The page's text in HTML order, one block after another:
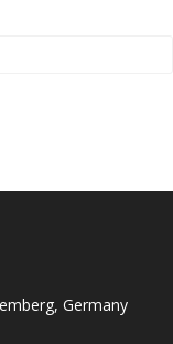
Germany